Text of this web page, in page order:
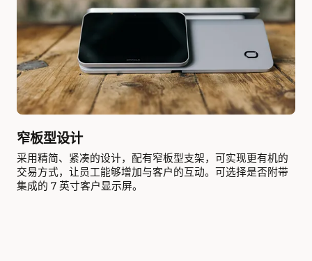
窄板型设计
采用精简、紧凑的设计，配有窄板型支架，可实现更有机的
交易方式，让员工能够增加与客户的互动。可选择是否附带
集成的 7 英寸客户显示屏。